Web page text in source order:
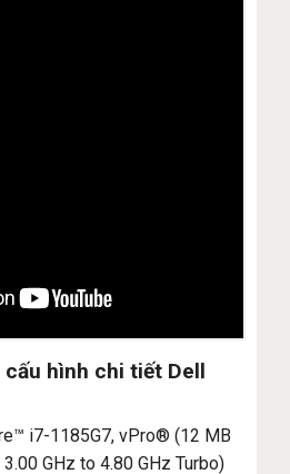
hình chi tiết Dell
i7-1185G7, vPro® (12 MB
GHz to 4.80 GHz Turbo)